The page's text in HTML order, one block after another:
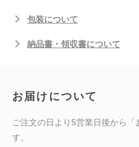
包装について
納品書・領収書について
お届けについて
ご注文の日より5営業日後から
す。